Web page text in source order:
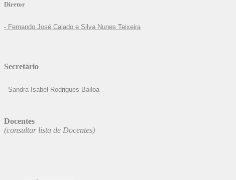
Diretor
- Fernando José Calado e Silva Nunes Teixeira
Secretário
- Sandra Isabel Rodrigues Bailoa
Docentes
(consultar lista de Docentes)